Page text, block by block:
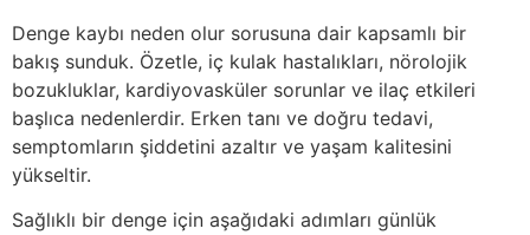
Denge kaybı neden olur sorusuna dair kapsamlı bir
bakış sunduk. Özetle, iç kulak hastalıkları, nörolojik
bozukluklar, kardiyovasküler sorunlar ve ilaç etkileri
başlıca nedenlerdir. Erken tanı ve doğru tedavi,
semptomların şiddetini azaltır ve yaşam kalitesini
yükseltir.
Sağlıklı bir denge için aşağıdaki adımları günlük